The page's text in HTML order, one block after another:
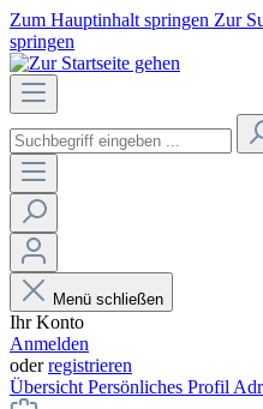
Zum Hauptinhalt springen Zur
springen
Menü schließen
Ihr Konto
Anmelden
oderregistrieren
Übersicht Persönliches Profil